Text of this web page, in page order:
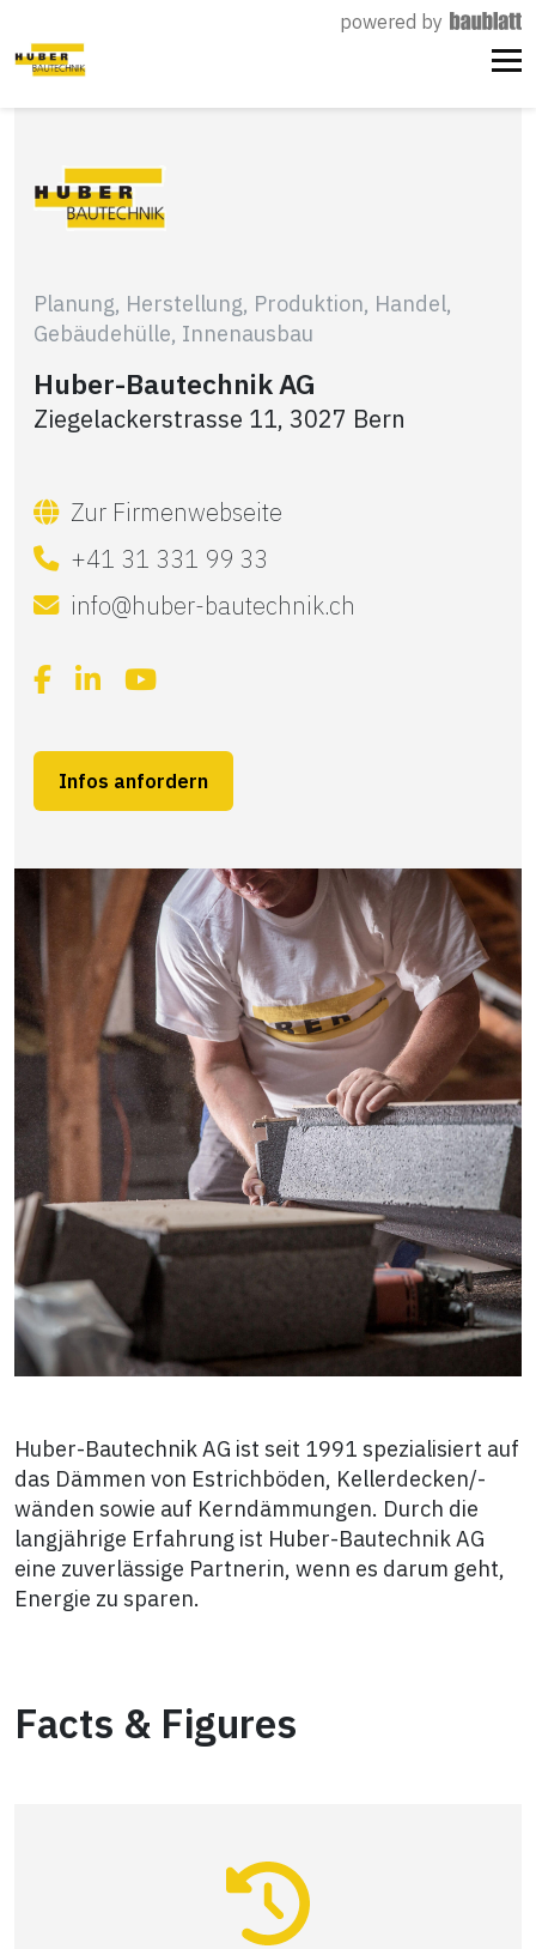
powered by
Planung, Herstellung, Produktion, Handel,
Gebäudehülle, Innenausbau
Huber-Bautechnik AG
Ziegelackerstrasse 11, 3027 Bern
Zur Firmenwebseite
+41 31 331 99 33
info@huber-bautechnik.ch
Infos anfordern
Huber-Bautechnik AG ist seit 1991 spezialisiert auf
das Dämmen von Estrichböden, Kellerdecken/-
wänden sowie auf Kerndämmungen. Durch die
langjährige Erfahrung ist Huber-Bautechnik AG
eine zuverlässige Partnerin, wenn es darum geht,
Energie zu sparen.
Facts & Figures